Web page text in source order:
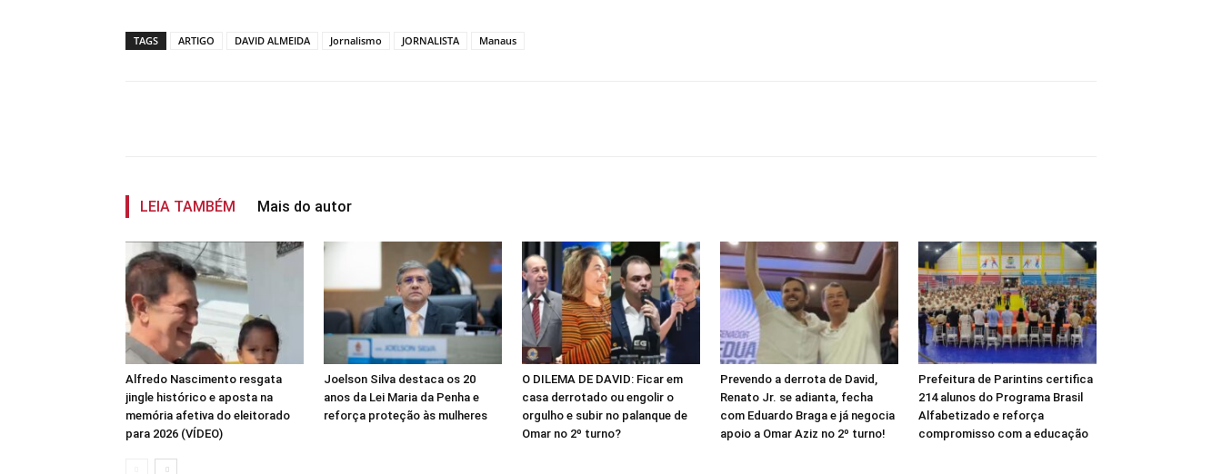
TAGS ARTIGO DAVID ALMEIDA Jornalismo JORNALISTA Manaus
LEIA TAMBÉM Mais do autor
Alfredo Nascimento resgata
jingle histórico e aposta na
memória afetiva do eleitorado
para 2026 (VÍDEO)
Joelson Silva destaca os 20
anos da Lei Maria da Penha e
reforça proteção às mulheres
O DILEMA DE DAVID: Ficar em
casa derrotado ou engolir o
orgulho e subir no palanque de
Omar no 2º turno?
Prevendo a derrota de David,
Renato Jr. se adianta, fecha
com Eduardo Braga e já negocia
apoio a Omar Aziz no 2º turno!
Prefeitura de Parintins certifica
214 alunos do Programa Brasil
Alfabetizado e reforça
compromisso com a educação